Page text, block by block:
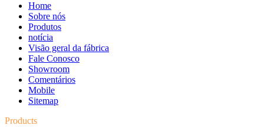
Home
Sobre nós
Produtos
notícia
Visão geral da fábrica
Fale Conosco
Showroom
Comentários
Mobile
Sitemap
Products